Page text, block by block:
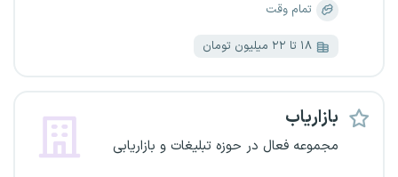
تمام وقت
۱۸ تا ۲۲ میلیون تومان
بازاریاب
مجموعه فعال در حوزه تبلیغات و بازاریابی